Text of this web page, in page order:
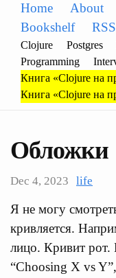
Home About
Bookshelf
RSS
Clojure Postgres
Programming
Книга «Clojure на
Книга «Clojure на
Обложки
Dec 4, 2023 life
Я не могу
кривляется.
лицо. Кривит рот.
“Choosing X vs